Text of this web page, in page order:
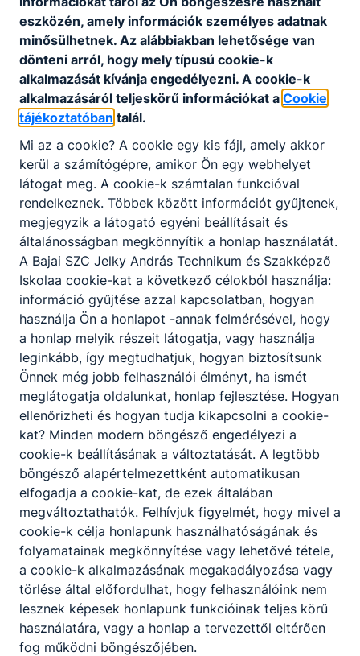
kreatív alkotómunkát, ugyanakkor aktívan részt
szeretne venni napjaink környezetkultúrájának
alakításában, alkotó emberként kíván együtt
dolgozni az üzleti világ és a vállalkozói szféra
szereplőivel. Ez a szakma a kreatív ipar sok más
területével is kapcsolatban áll. Az internet, a
mozgóképgyártás, a nyomdaipar és a média
területei mind lehetőséget nyújtanak az ismeretek
bővítésére. Tudása alapján alkalmas tanulmányai
folytatására a különböző rokon szakterületeken,
valamint lehetősége nyílik továbbtanulásra a
művészeti egyetemeken.
KOMPETENCIAELVÁRÁS
Kreativitás, kézügyesség, önállóság, precizitás, jó
kommunikációs készség, együttműködési
készség, szervezési készség, csapatmunka.
A SZAKKÉPZETTSÉGGEL RENDELKEZŐ
jellemzően önálló vállalkozási formában
vagy társas vállalkozásokban vállal
munkát;
fontos személyes tulajdonsága az
együttműködési készség, a tervező és
kivitelező munkától függően sokféle
megrendelővel és a társ szakma
képviselőivel dolgozik együtt;
tevékenységéből fakadóan aktív alakítója
közvetlen és tágabb vizuális
környezetének;
tervező munkájában össze tudja hangolni
eszközén, amely információk személyes adatnak
minősülhetnek. Az alábbiakban lehetősége van
dönteni arról, hogy mely típusú cookie-k
alkalmazását kívánja engedélyezni. A cookie-k
alkalmazásáról teljeskörű információkat a Cookie
tájékoztatóban talál.
Mi az a cookie? A cookie egy kis fájl, amely akkor
kerül a számítógépre, amikor Ön egy webhelyet
látogat meg. A cookie-k számtalan funkcióval
rendelkeznek. Többek között információt gyűjtenek,
megjegyzik a látogató egyéni beállításait és
általánosságban megkönnyítik a honlap használatát.
A Bajai SZC Jelky András Technikum és Szakképző
Iskolaa cookie-kat a következő célokból használja:
információ gyűjtése azzal kapcsolatban, hogyan
használja Ön a honlapot -annak felmérésével, hogy
a honlap melyik részeit látogatja, vagy használja
leginkább, így megtudhatjuk, hogyan biztosítsunk
Önnek még jobb felhasználói élményt, ha ismét
meglátogatja oldalunkat, honlap fejlesztése. Hogyan
ellenőrizheti és hogyan tudja kikapcsolni a cookie-
kat? Minden modern böngésző engedélyezi a
cookie-k beállításának a változtatását. A legtöbb
böngésző alapértelmezettként automatikusan
elfogadja a cookie-kat, de ezek általában
megváltoztathatók. Felhívjuk figyelmét, hogy mivel a
cookie-k célja honlapunk használhatóságának és
folyamatainak megkönnyítése vagy lehetővé tétele,
a cookie-k alkalmazásának megakadályozása vagy
törlése által előfordulhat, hogy felhasználóink nem
lesznek képesek honlapunk funkcióinak teljes körű
használatára, vagy a honlap a tervezettől eltérően
fog működni böngészőjében.